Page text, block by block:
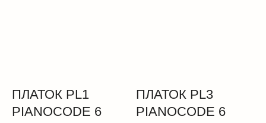
ПЛАТОК PL1
PIANOCODE 6
ПЛАТОК PL3
PIANOCODE 6